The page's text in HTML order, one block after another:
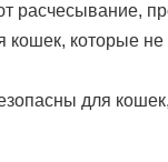
расчесывание,
которые
для